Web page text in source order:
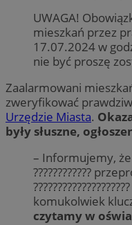
UWAGA!
mieszkań przez
17.07.2024 w
nie być proszę
Zaalarmowani
zweryfikować
Urzędzie Miasta.
były słuszne,
– Informujemy,
????????????
komukolwiek
czytamy w